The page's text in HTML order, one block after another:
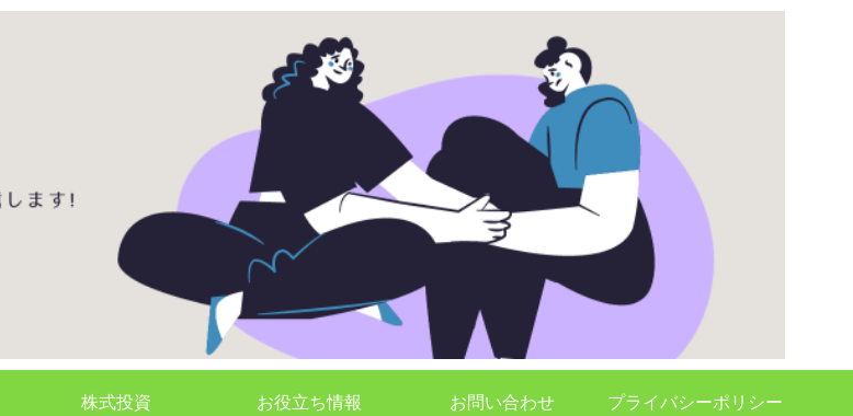
株式投資 お役立ち情報 お問い合わせ プライバシーポリシー